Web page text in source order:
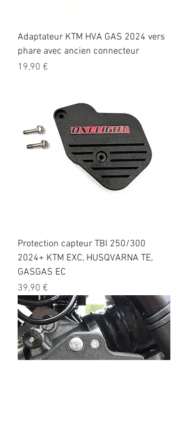
Adaptateur KTM HVA GAS 2024 vers
phare avec ancien connecteur
Precio
19,90 €
Protection capteur TBI 250/300
2024+ KTM EXC, HUSQVARNA TE,
GASGAS EC
Precio
39,90 €